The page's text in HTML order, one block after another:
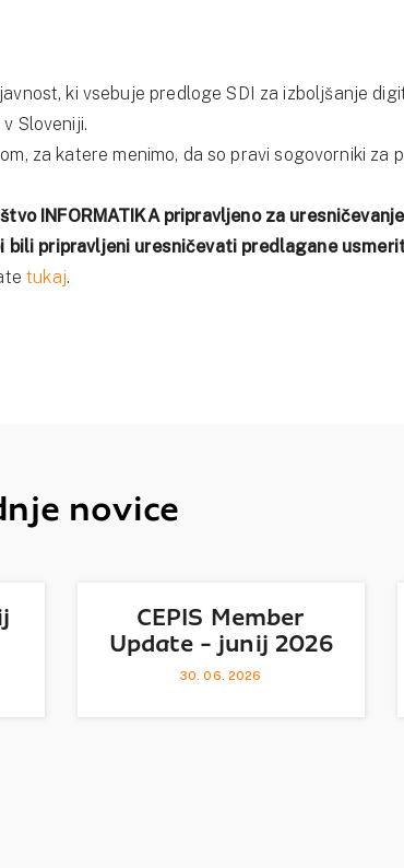
ki vsebuje predloge SDI za izboljšanje
Sloveniji.
za katere menimo, da so pravi sogovorniki za
INFORMATIKA pripravljeno za
pripravljeni uresničevati predlagane
tukaj.
novice
CEPIS Member
Update - junij 2026
30. 06. 2026